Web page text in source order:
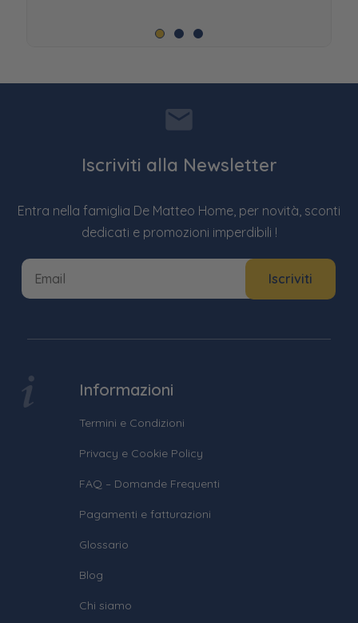
Iscriviti alla Newsletter
Entra nella famiglia De Matteo Home, per novità, sconti
dedicati e promozioni imperdibili !
Informazioni
Termini e Condizioni
Privacy e Cookie Policy
FAQ – Domande Frequenti
Pagamenti e fatturazioni
Glossario
Blog
Chi siamo